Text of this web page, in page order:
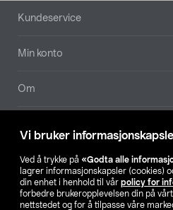
Vi bruker
Ved å trykke på «Godta alle
lagrer informasjonskapsler (cookies)
din enhet i henhold til vår policy for
forbedre brukeropplevelsen din på
nettstedet og for å tilpasse våre
Bunntekst
Kundeservice
Min konto
Om
Våre selskaper
Finn